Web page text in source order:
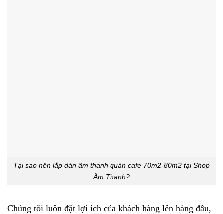
Tại sao nên lắp dàn âm thanh quán cafe 70m2-80m2 tại Shop
Âm Thanh?
Chúng tôi luôn đặt lợi ích của khách hàng lên hàng đầu,